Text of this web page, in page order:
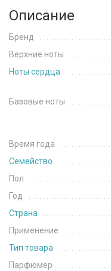
Описание
Бренд
Верхние ноты
Ноты сердца
Базовые ноты
Время года
Семейство
Пол
Год
Страна
Применение
Тип товара
Парфюмер